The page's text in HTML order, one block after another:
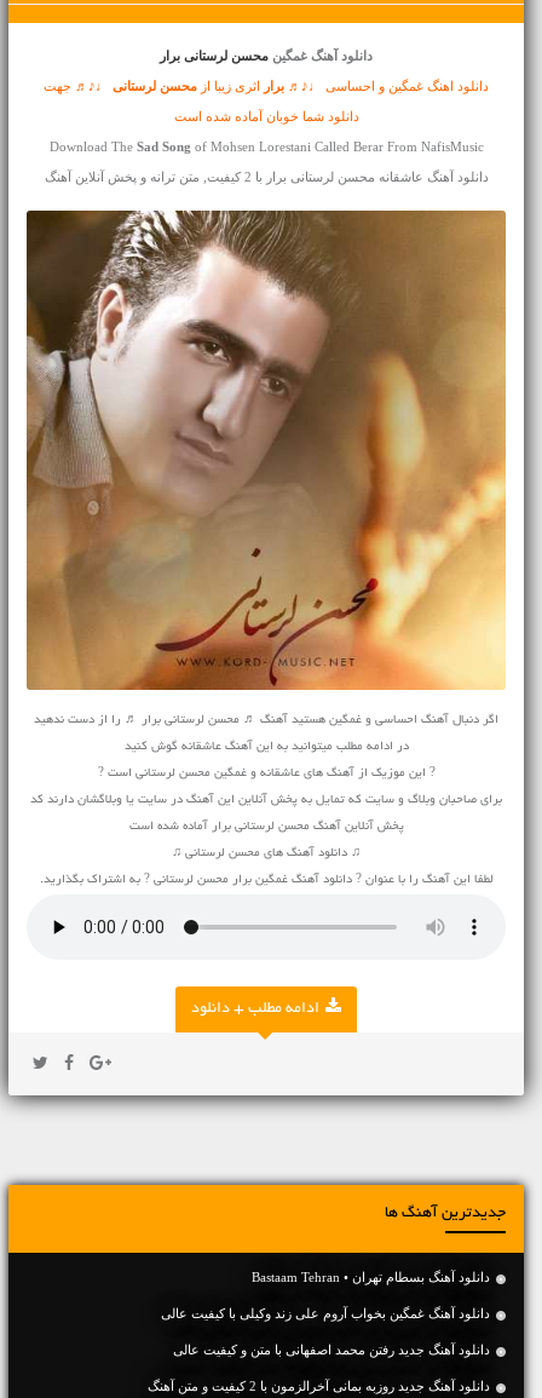
دانلود آهنگ غمگینمحسن لرستانی برار
دانلود اهنگ غمگین و احساسی ♩♪♬ برار اثری زیبا از محسن لرستانی♩♪♬ جهت
دانلود شما خوبان آماده شده است
Download The Sad Song of Mohsen Lorestani Called Berar From NafisMusic
دانلود آهنگ عاشقانه محسن لرستانی برار با 2 کیفیت, متن ترانه و پخش آنلاین آهنگ
اگر دنبال آهنگ احساسی و غمگین هستید آهنگ ♬ محسن لرستانی برار ♬ را از دست ندهید
در ادامه مطلب میتوانید به این آهنگ عاشقانه گوش کنید
? این موزیک از آهنگ های عاشقانه و غمگین محسن لرستانی است ?
برای صاحبان وبلاگ و سایت که تمایل به پخش آنلاین این آهنگ در سایت یا وبلاگشان دارند کد
پخش آنلاین آهنگ محسن لرستانی برار آماده شده است
♫ دانلود آهنگ های محسن لرستانی ♫
لطفا این آهنگ را با عنوان ? دانلود آهنگ غمگین برار محسن لرستانی ? به اشتراک بگذارید.
ادامه مطلب + دانلود
جدیدترین آهنگ ها
دانلود آهنگ بسطام تهران • Bastaam Tehran
دانلود آهنگ غمگین بخواب آروم علی زند وکیلی با کیفیت عالی
دانلود آهنگ جديد رفتن محمد اصفهانی با متن و کیفیت عالی
دانلود آهنگ جديد روزبه بمانی آخرالزمون با 2 کیفیت و متن آهنگ